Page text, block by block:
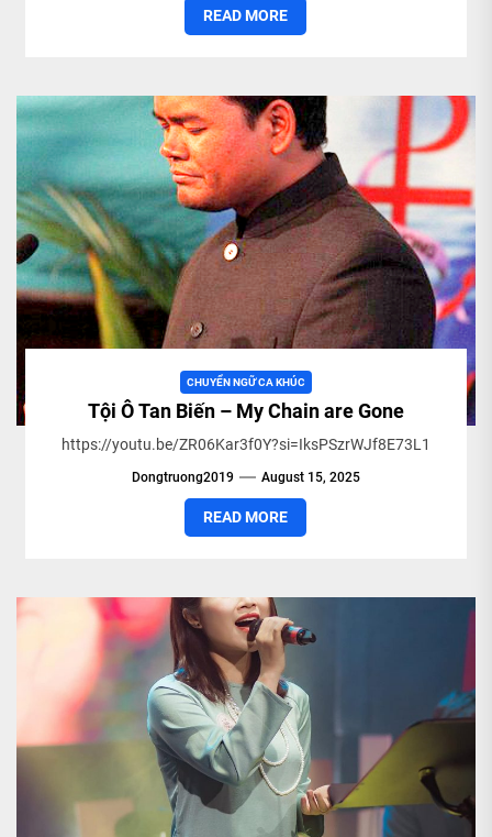
READ MORE
CHUYỂN NGỮ CA KHÚC
Tội Ô Tan Biến – My Chain are Gone
https://youtu.be/ZR06Kar3f0Y?si=IksPSzrWJf8E73L1
Dongtruong2019 August 15, 2025
READ MORE